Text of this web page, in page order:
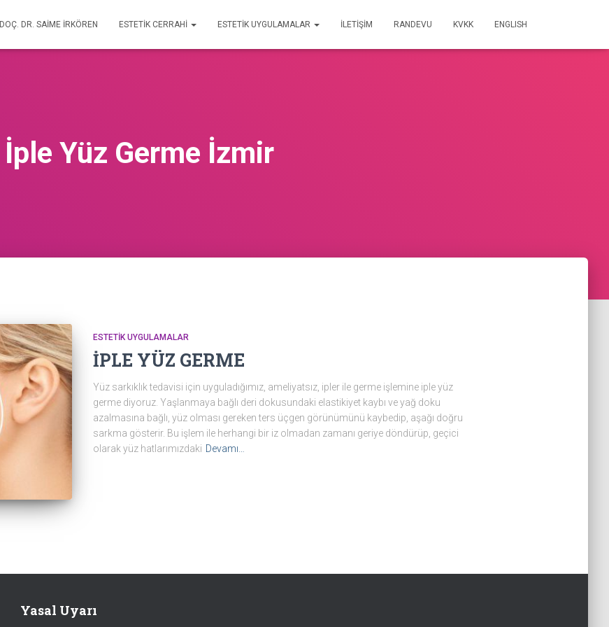
DOÇ. DR. SAİME İRKÖREN ESTETİK CERRAHİ ESTETİK UYGULAMALAR İLETİŞİM RANDEVU KVKK ENGLISH
İple Yüz Germe İzmir
ESTETIK UYGULAMALAR
İPLE YÜZ GERME
Yüz sarkıklık tedavisi için uyguladığımız, ameliyatsız, ipler ile germe işlemine iple yüz
germe diyoruz. Yaşlanmaya bağlı deri dokusundaki elastikiyet kaybı ve yağ doku
azalmasına bağlı, yüz olması gereken ters üçgen görünümünü kaybedip, aşağı doğru
sarkma gösterir. Bu işlem ile herhangi bir iz olmadan zamanı geriye döndürüp, geçici
olarak yüz hatlarımızdaki Devamı…
Yasal Uyarı